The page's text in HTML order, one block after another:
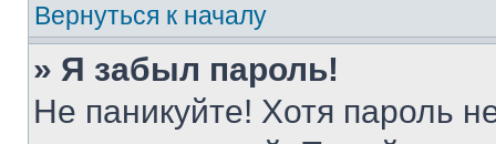
Вернуться к началу
» Я забыл пароль!
Не паникуйте! Хотя пароль